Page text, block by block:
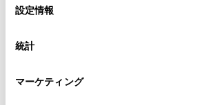
デバイスにすべてのCookie(クッキー)が保
意したことになります。Cookie(クッキー
設定の変更、同意を撤回したりするにあ
「Cookie（クッキー）情報の取り扱いにつ
設定情報
統計
マーケティング